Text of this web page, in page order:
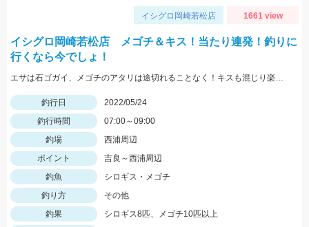
イシグロ岡崎若松店 1661 view
イシグロ岡崎若松店 メゴチ＆キス！当たり連発！釣りに
行くなら今でしょ！
エサは石ゴガイ、メゴチのアタリは途切れることなく！キスも混じり楽しめました♪
釣行日
2022/05/24
釣行時間
07:00～09:00
釣場
西浦周辺
ポイント
吉良～西浦周辺
釣魚
シロギス・メゴチ
釣り方
その他
釣果
シロギス8匹、メゴチ10匹以上